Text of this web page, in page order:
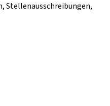
Stellenausschreibungen,